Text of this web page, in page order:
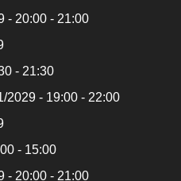
- 20:00 - 21:00
- 21:30
2029 - 19:00 - 22:00
- 15:00
- 20:00 - 21:00